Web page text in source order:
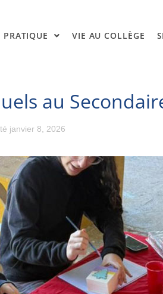
PRATIQUE VIE AU COLLÈGE
au
janvier 8, 2026